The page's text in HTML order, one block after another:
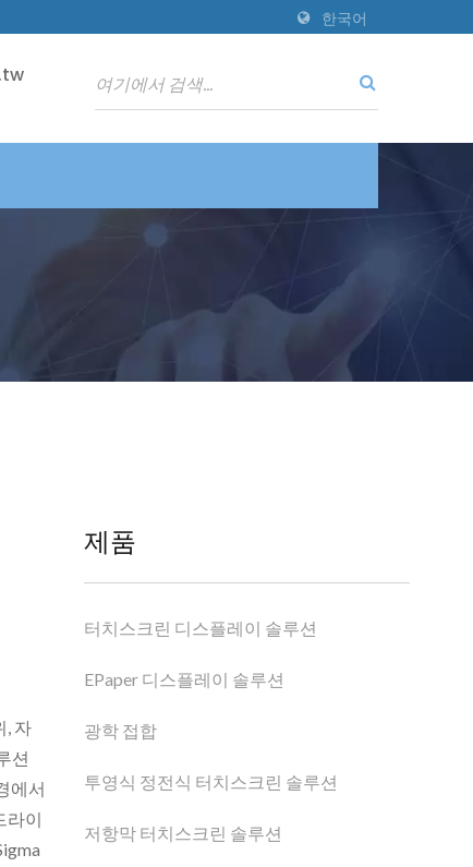
한국어
, 자
션
에서
라이
제품
터치스크린 디스플레이 솔루션
EPaper 디스플레이 솔루션
광학 접합
투영식 정전식 터치스크린 솔루션
저항막 터치스크린 솔루션